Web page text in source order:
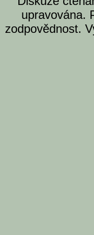
upravována.
zodpovědnost.